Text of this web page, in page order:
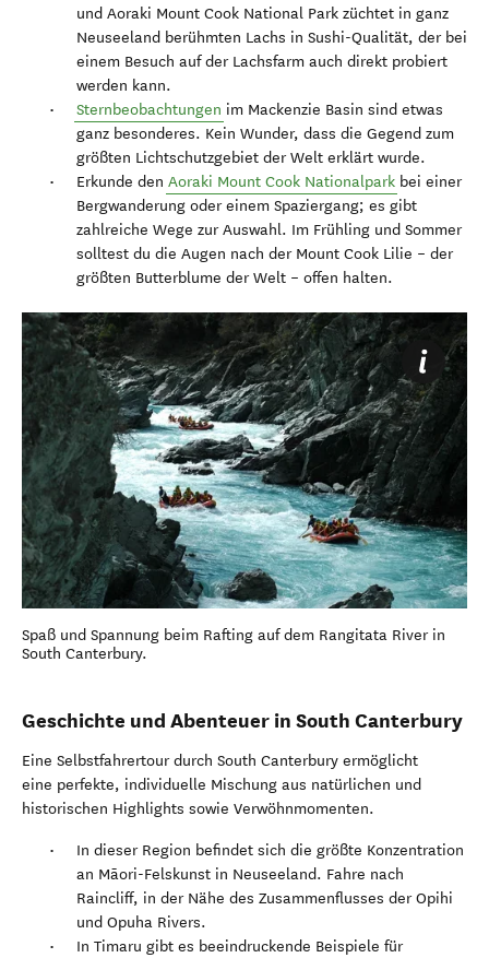
und Aoraki Mount Cook National Park züchtet in ganz
Neuseeland berühmten Lachs in Sushi-Qualität, der bei
einem Besuch auf der Lachsfarm auch direkt probiert
werden kann.
Sternbeobachtungen im Mackenzie Basin sind etwas
ganz besonderes. Kein Wunder, dass die Gegend zum
größten Lichtschutzgebiet der Welt erklärt wurde.
Erkunde den Aoraki Mount Cook Nationalpark bei einer
Bergwanderung oder einem Spaziergang; es gibt
zahlreiche Wege zur Auswahl. Im Frühling und Sommer
solltest du die Augen nach der Mount Cook Lilie – der
größten Butterblume der Welt – offen halten.
Spaß und Spannung beim Rafting auf dem Rangitata River in
South Canterbury.
Geschichte und Abenteuer in South Canterbury
Eine Selbstfahrertour durch South Canterbury ermöglicht
eine perfekte, individuelle Mischung aus natürlichen und
historischen Highlights sowie Verwöhnmomenten.
In dieser Region befindet sich die größte Konzentration
an Māori-Felskunst in Neuseeland. Fahre nach
Raincliff, in der Nähe des Zusammenflusses der Opihi
und Opuha Rivers.
In Timaru gibt es beeindruckende Beispiele für